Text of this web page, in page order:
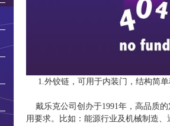
1.外铰链，可用于内装门，结构简
戴乐克公司创办于1991年，高品质
用要求。比如：能源行业及机械制造